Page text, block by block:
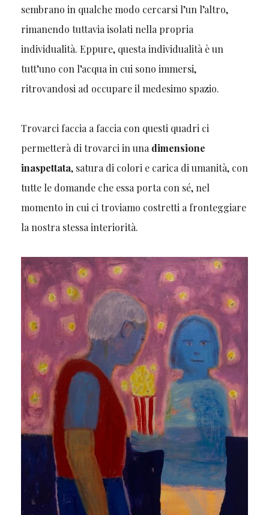
sembrano in qualche modo cercarsi l’un l’altro,
rimanendo tuttavia isolati nella propria
individualità. Eppure, questa individualità è un
tutt’uno con l’acqua in cui sono immersi,
ritrovandosi ad occupare il medesimo spazio.
Trovarci faccia a faccia con questi quadri ci
permetterà di trovarci in unadimensione
inaspettata, satura di colori e carica di umanità, con
tutte le domande che essa porta con sé, nel
momento in cui ci troviamo costretti a fronteggiare
la nostra stessa interiorità.